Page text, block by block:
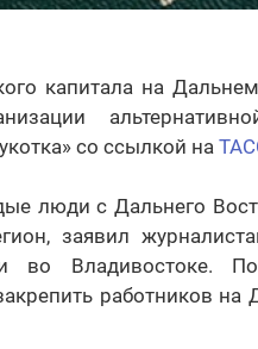
капитала на
со ссылкой на
люди с Дальнего
заявил
во Владивостоке.
работников на